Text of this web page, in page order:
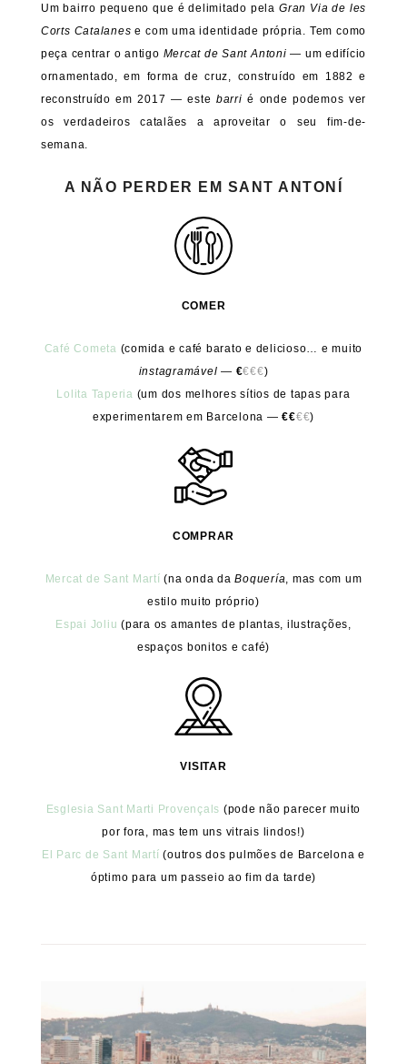
Um bairro pequeno que é delimitado pela Gran Via de les
Corts Catalanes e com uma identidade própria. Tem como
peça centrar o antigo Mercat de Sant Antoni — um edifício
ornamentado, em forma de cruz, construído em 1882 e
reconstruído em 2017 — este barri é onde podemos ver
os verdadeiros catalães a aproveitar o seu fim-de-
semana.
A NÃO PERDER EM SANT ANTONÍ
COMER
Café Cometa (comida e café barato e delicioso… e muito
instagramável — €€€€)
Lolita Taperia (um dos melhores sítios de tapas para
experimentarem em Barcelona —€€€€)
COMPRAR
Mercat de Sant Martí (na onda daBoquería , mas com um
estilo muito próprio)
Espai Joliu (para os amantes de plantas, ilustrações,
espaços bonitos e café)
VISITAR
Esglesia Sant Marti Provençals (pode não parecer muito
por fora, mas tem uns vitrais lindos!)
El Parc de Sant Martí (outros dos pulmões de Barcelona e
óptimo para um passeio ao fim da tarde)